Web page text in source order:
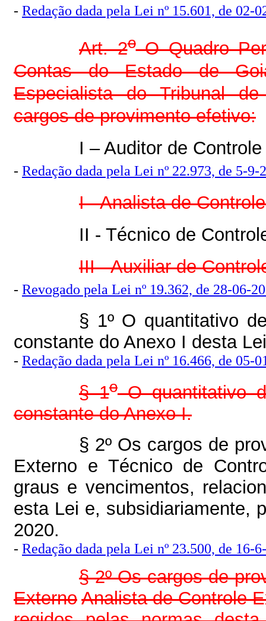
- Redação dada pela Lei nº 15.601, de 02-
Art. 2oO Quadro
Contas do Estado de
Especialista do Tribunal
cargos de provimento efetivo:
I – Auditor de
- Redação dada pela Lei nº 22.973, de 5-9-
I - Analista de
II - Técnico de
III - Auxiliar de
- Revogado pela Lei nº 19.362, de 28-06-
§ 1º O quantitativo
constante do Anexo I desta
- Redação dada pela Lei nº 16.466, de 05-
§ 1oO quantitativo
constante do Anexo I.
§ 2º Os cargos de
Externo e Técnico de
graus e vencimentos,
esta Lei e, subsidiariamente,
2020.
- Redação dada pela Lei nº 23.500, de 16-
§ 2º Os cargos de
Externo Analista de Controle